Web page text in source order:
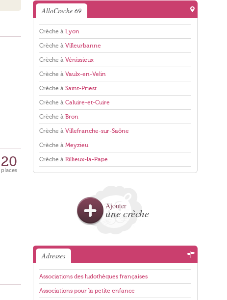
places
20
AlloCreche 69
Crèche à Lyon
Crèche à Villeurbanne
Crèche à Vénissieux
Crèche à Vaulx-en-Velin
Crèche à Saint-Priest
Crèche à Caluire-et-Cuire
Crèche à Bron
Crèche à Villefranche-sur-Saône
Crèche à Meyzieu
Crèche à Rillieux-la-Pape
Ajouter
une crèche
Adresses
Associations des ludothèques françaises
Associations pour la petite enfance